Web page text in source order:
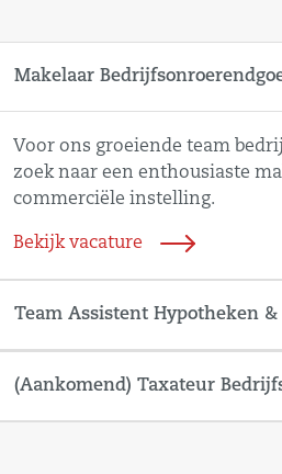
Makelaar
Voor ons groeiende team
zoek naar een enthousiaste
commerciële instelling.
Bekijk vacature
Team Assistent Hypotheken
(Aankomend) Taxateur